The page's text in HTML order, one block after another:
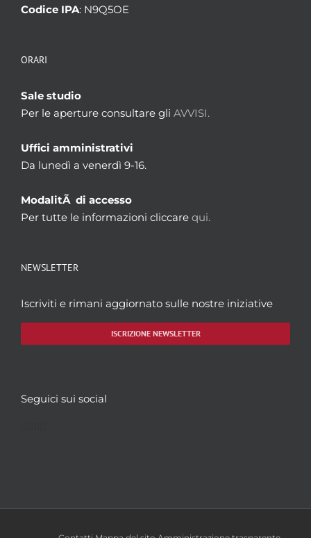
Codice IPA: N9Q5OE
ORARI
Sale studio
Per le aperture consultare gli AVVISI.
Uffici amministrativi
Da lunedì a venerdì 9-16.
ModalitÃ di accesso
Per tutte le informazioni cliccare qui.
NEWSLETTER
Iscriviti e rimani aggiornato sulle nostre iniziative
ISCRIZIONE NEWSLETTER
Seguici sui social